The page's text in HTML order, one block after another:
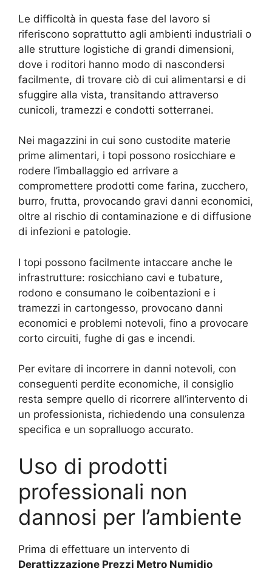
Le difficoltà in questa fase del lavoro si
riferiscono soprattutto agli ambienti industriali o
alle strutture logistiche di grandi dimensioni,
dove i roditori hanno modo di nascondersi
facilmente, di trovare ciò di cui alimentarsi e di
sfuggire alla vista, transitando attraverso
cunicoli, tramezzi e condotti sotterranei.
Nei magazzini in cui sono custodite materie
prime alimentari, i topi possono rosicchiare e
rodere l’imballaggio ed arrivare a
compromettere prodotti come farina, zucchero,
burro, frutta, provocando gravi danni economici,
oltre al rischio di contaminazione e di diffusione
di infezioni e patologie.
I topi possono facilmente intaccare anche le
infrastrutture: rosicchiano cavi e tubature,
rodono e consumano le coibentazioni e i
tramezzi in cartongesso, provocano danni
economici e problemi notevoli, fino a provocare
corto circuiti, fughe di gas e incendi.
Per evitare di incorrere in danni notevoli, con
conseguenti perdite economiche, il consiglio
resta sempre quello di ricorrere all’intervento di
un professionista, richiedendo una consulenza
specifica e un sopralluogo accurato.
Uso di prodotti
professionali non
dannosi per l’ambiente
Prima di effettuare un intervento di
Derattizzazione Prezzi Metro Numidio